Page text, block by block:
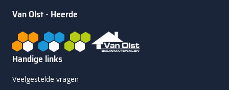
Van Olst - Heerde
Handige links
Veelgestelde vragen